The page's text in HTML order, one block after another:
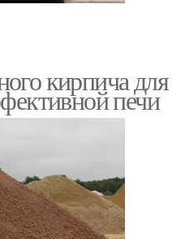
кирпича для
печи